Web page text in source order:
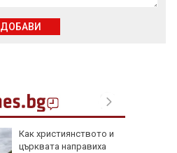
Как християнството и
църквата направиха
ДОБАВИ